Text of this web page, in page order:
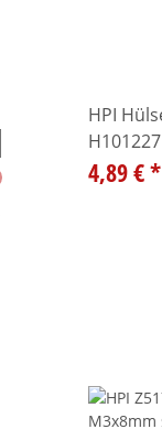
HPI
4,89 €*